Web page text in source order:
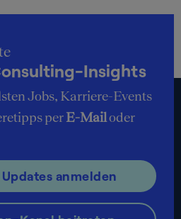
Insights
Jobs, Karriere-Events
perE-Mailoder
anmelden